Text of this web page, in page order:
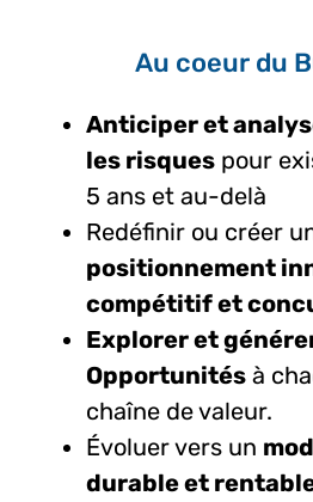
Au coeur du
Anticiper et
les risquespour
5 ans et au-delà
Redéfinir ou créer
positionnement
compétitifet
Explorer et
Opportunitésà
chaîne de valeur.
Évoluer vers un
durable et